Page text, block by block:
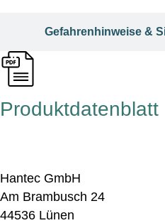
Gefahrenhinweise &
Produktdatenblatt
Hantec GmbH
Am Brambusch 24
44536 Lünen